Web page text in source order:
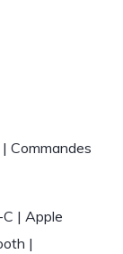
Commandes
| Apple
|